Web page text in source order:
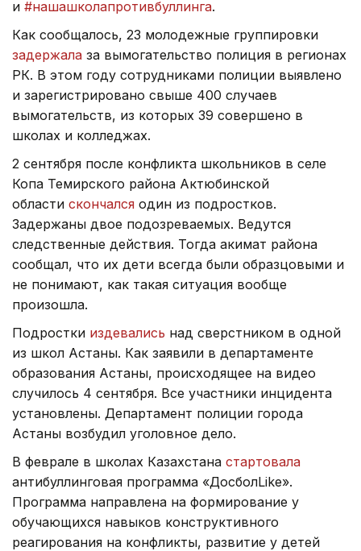
и #нашашколапротивбуллинга.
Как сообщалось, 23 молодежные группировки
задержала за вымогательство полиция в регионах
РК. В этом году сотрудниками полиции выявлено
и зарегистрировано свыше 400 случаев
вымогательств, из которых 39 совершено в
школах и колледжах.
2 сентября после конфликта школьников в селе
Копа Темирского района Актюбинской
области скончался один из подростков.
Задержаны двое подозреваемых. Ведутся
следственные действия. Тогда акимат района
сообщал, что их дети всегда были образцовыми и
не понимают, как такая ситуация вообще
произошла.
Подростки издевались над сверстником в одной
из школ Астаны. Как заявили в департаменте
образования Астаны, происходящее на видео
случилось 4 сентября. Все участники инцидента
установлены. Департамент полиции города
Астаны возбудил уголовное дело.
В феврале в школах Казахстана стартовала
антибуллинговая программа «ДосболLike».
Программа направлена на формирование у
обучающихся навыков конструктивного
реагирования на конфликты, развитие у детей